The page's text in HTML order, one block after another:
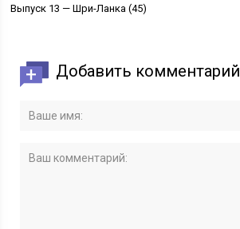
Выпуск 13 — Шри-Ланка (45)
Добавить комментарий